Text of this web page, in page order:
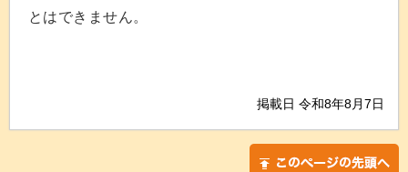
とはできません。
掲載日 令和8年8月7日